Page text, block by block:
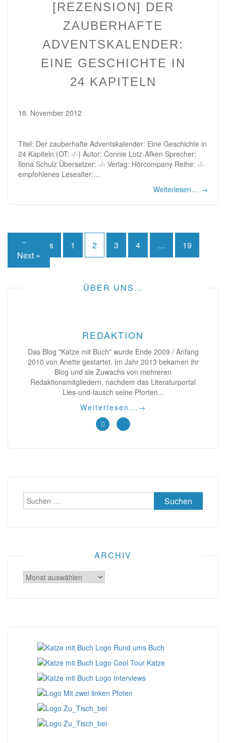
[REZENSION] DER
ZAUBERHAFTE
ADVENTSKALENDER:
EINE GESCHICHTE IN
24 KAPITELN
18. November 2012
Titel: Der zauberhafte Adventskalender: Eine Geschichte in
24 Kapiteln (OT: -/-) Autor: Connie Lotz-Afken Sprecher:
Ilona Schulz Übersetzer: -/- Verlag: Hörcompany Reihe: -/-
empfohlenes Lesealter:…
Weiterlesen… →
Seitennummerierung
der
« Previous 1 2 3 4 …
19
Next »
ÜBER UNS…
REDAKTION
Das Blog "Katze mit Buch" wurde Ende 2009 / Anfang
2010 von Anette gestartet. Im Jahr 2013 bekamen ihr
Blog und sie Zuwachs von mehreren
Redaktionsmitgliedern, nachdem das Literaturportal
Lies-und-lausch seine Pforten...
Weiterlesen... →
Suchen
nach:
ARCHIV
Archiv